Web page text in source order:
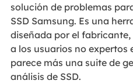
solución de problemas
SSD Samsung. Es una
diseñada por el
a los usuarios no expertos
parece más una suite de
análisis de SSD.